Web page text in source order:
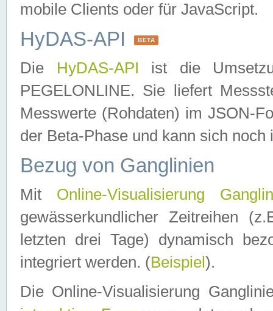
mobile Clients oder für JavaScript.
HyDAS-API BETA
Die HyDAS-API ist die
PEGELONLINE. Sie liefert
Messwerte (Rohdaten) im JSON-
der Beta-Phase und kann sich noch
Bezug von Ganglinien
Mit Online-Visualisierung
gewässerkundlicher Zeitreihen
letzten drei Tage) dynamisch
integriert werden. (Beispiel ).
Die Online-Visualisierung